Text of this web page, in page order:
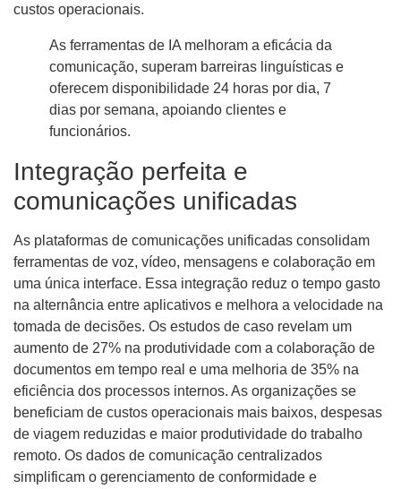
custos operacionais.
As ferramentas de IA melhoram a eficácia da
comunicação, superam barreiras linguísticas e
oferecem disponibilidade 24 horas por dia, 7
dias por semana, apoiando clientes e
funcionários.
Integração perfeita e
comunicações unificadas
As plataformas de comunicações unificadas consolidam
ferramentas de voz, vídeo, mensagens e colaboração em
uma única interface. Essa integração reduz o tempo gasto
na alternância entre aplicativos e melhora a velocidade na
tomada de decisões. Os estudos de caso revelam um
aumento de 27% na produtividade com a colaboração de
documentos em tempo real e uma melhoria de 35% na
eficiência dos processos internos. As organizações se
beneficiam de custos operacionais mais baixos, despesas
de viagem reduzidas e maior produtividade do trabalho
remoto. Os dados de comunicação centralizados
simplificam o gerenciamento de conformidade e